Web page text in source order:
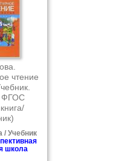
чтение
ФГОС
/ Учебник
школа